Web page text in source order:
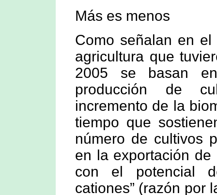
Más es menos
Como señalan en
agricultura que
2005 se basan
producción de
incremento de la
tiempo que
número de cultivos
en la exportación
con el potencial
cationes” (razón por